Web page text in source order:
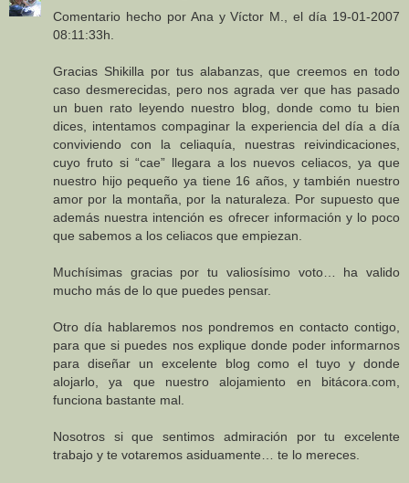
Comentario hecho por Ana y Víctor M., el día 19-01-2007
08:11:33h.
Gracias Shikilla por tus alabanzas, que creemos en todo
caso desmerecidas, pero nos agrada ver que has pasado
un buen rato leyendo nuestro blog, donde como tu bien
dices, intentamos compaginar la experiencia del día a día
conviviendo con la celiaquía, nuestras reivindicaciones,
cuyo fruto si “cae” llegara a los nuevos celiacos, ya que
nuestro hijo pequeño ya tiene 16 años, y también nuestro
amor por la montaña, por la naturaleza. Por supuesto que
además nuestra intención es ofrecer información y lo poco
que sabemos a los celiacos que empiezan.
Muchísimas gracias por tu valiosísimo voto… ha valido
mucho más de lo que puedes pensar.
Otro día hablaremos nos pondremos en contacto contigo,
para que si puedes nos explique donde poder informarnos
para diseñar un excelente blog como el tuyo y donde
alojarlo, ya que nuestro alojamiento en bitácora.com,
funciona bastante mal.
Nosotros si que sentimos admiración por tu excelente
trabajo y te votaremos asiduamente… te lo mereces.